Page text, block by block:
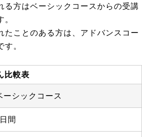
る方はベーシックコースからの受講
たことのある方は、アドバンスコー
す。
比較表
ーシックコース
間